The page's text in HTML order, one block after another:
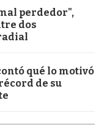
perdedor",
dos
qué lo motivó
de su